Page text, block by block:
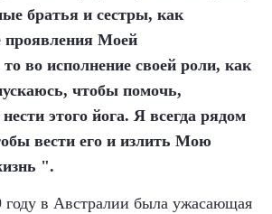
братья и сестры, как
проявления Моей
во исполнение своей роли, как
чтобы помочь,
этого йога. Я всегда рядом
вести его и излить Мою
".
в Австралии была ужасающая